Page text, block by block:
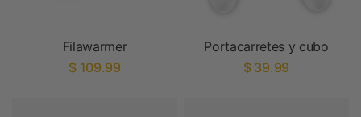
Filawarmer
$ 109.99
Portacarretes y cubo
$ 39.99